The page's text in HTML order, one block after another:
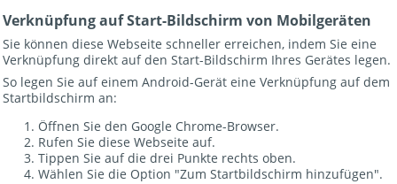
Verknüpfung auf Start-Bildschirm von Mobilgeräten
Sie können diese Webseite schneller erreichen, indem Sie eine
Verknüpfung direkt auf den Start-Bildschirm Ihres Gerätes legen.
So legen Sie auf einem Android-Gerät eine Verknüpfung auf dem
Startbildschirm an:
Öffnen Sie den Google Chrome-Browser.
Rufen Sie diese Webseite auf.
Tippen Sie auf die drei Punkte rechts oben.
Wählen Sie die Option "Zum Startbildschirm hinzufügen".